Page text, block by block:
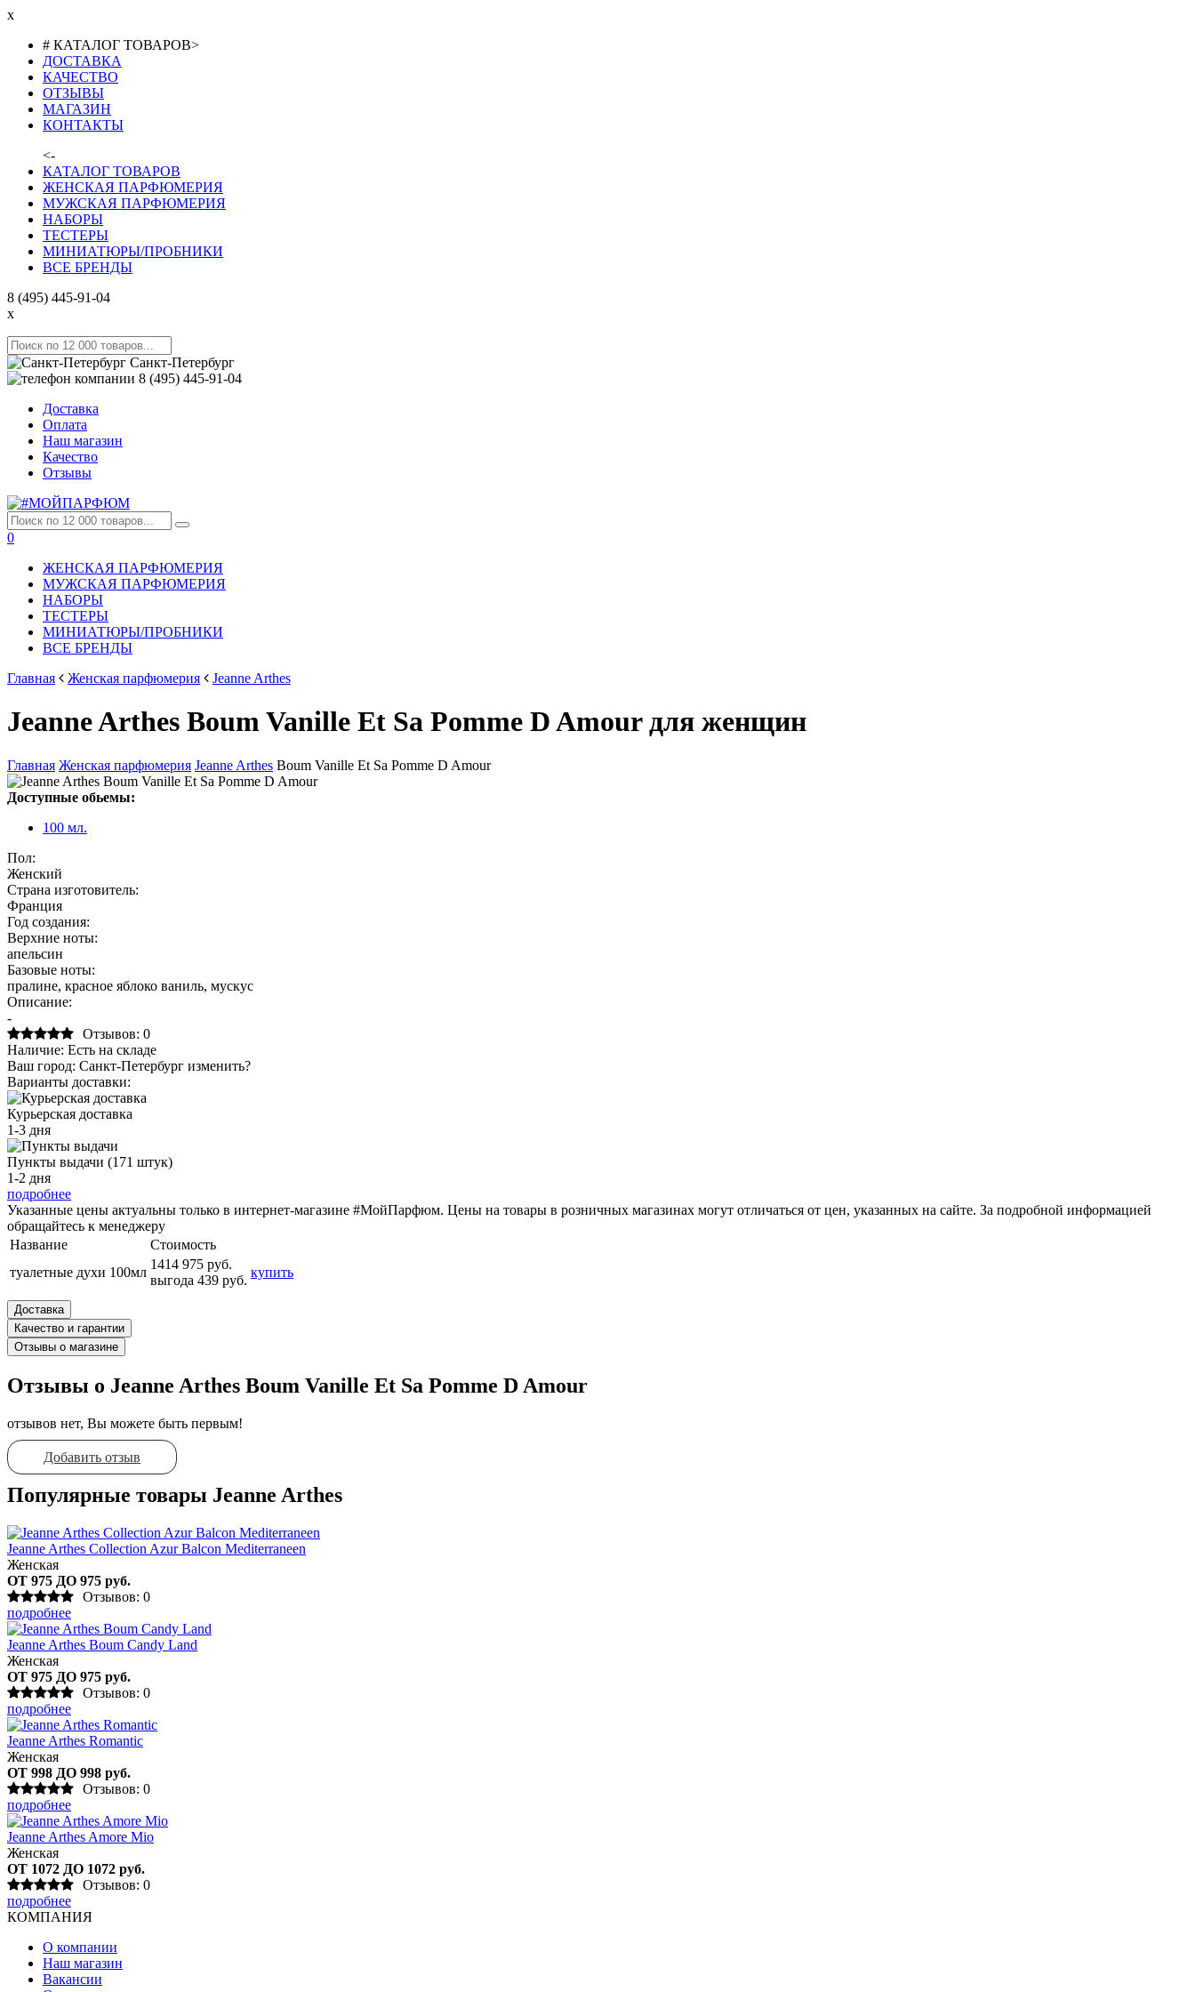
x
# КАТАЛОГ ТОВАРОВ>
ДОСТАВКА
КАЧЕСТВО
ОТЗЫВЫ
МАГАЗИН
КОНТАКТЫ
<-
КАТАЛОГ ТОВАРОВ
ЖЕНСКАЯ ПАРФЮМЕРИЯ
МУЖСКАЯ ПАРФЮМЕРИЯ
НАБОРЫ
ТЕСТЕРЫ
МИНИАТЮРЫ/ПРОБНИКИ
ВСЕ БРЕНДЫ
8 (495) 445-91-04
x
Санкт-Петербург
8 (495) 445-91-04
Доставка
Оплата
Наш магазин
Качество
Отзывы
0
ЖЕНСКАЯ ПАРФЮМЕРИЯ
МУЖСКАЯ ПАРФЮМЕРИЯ
НАБОРЫ
ТЕСТЕРЫ
МИНИАТЮРЫ/ПРОБНИКИ
ВСЕ БРЕНДЫ
Главная
Женская парфюмерия Jeanne Arthes
Jeanne Arthes Boum Vanille Et Sa Pomme D Amour для женщин
Главная Женская парфюмерия Jeanne Arthes Boum Vanille Et Sa Pomme D Amour
Доступные обьемы:
100 мл.
Пол:
Женский
Страна изготовитель:
Франция
Год создания:
Верхние ноты:
апельсин
Базовые ноты:
пралине, красное яблоко ваниль, мускус
Описание:
-
Отзывов: 0
Наличие: Есть на складе
Ваш город: Санкт-Петербург изменить?
Варианты доставки:
Курьерская доставка
1-3 дня
Пункты выдачи (171 штук)
1-2 дня
подробнее
Указанные цены актуальны только в интернет-магазине #МойПарфюм. Цены на товары в розничных магазинах могут отличаться от цен, указанных на сайте. За подробной информацией
обращайтесь к менеджеру
Название
Стоимость
туалетные духи 100мл
1414 975 руб.
выгода 439 руб.
купить
Доставка
Качество и гарантии
Отзывы о магазине
Отзывы о Jeanne Arthes Boum Vanille Et Sa Pomme D Amour
отзывов нет, Вы можете быть первым!
Добавить отзыв
Популярные товары Jeanne Arthes
Jeanne Arthes Collection Azur Balcon Mediterraneen
Женская
ОТ 975 ДО 975 руб.
Отзывов: 0
подробнее
Jeanne Arthes Boum Candy Land
Женская
ОТ 975 ДО 975 руб.
Отзывов: 0
подробнее
Jeanne Arthes Romantic
Женская
ОТ 998 ДО 998 руб.
Отзывов: 0
подробнее
Jeanne Arthes Amore Mio
Женская
ОТ 1072 ДО 1072 руб.
Отзывов: 0
подробнее
КОМПАНИЯ
О компании
Наш магазин
Вакансии